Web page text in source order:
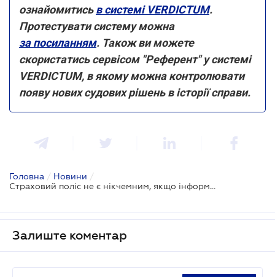
ознайомитисьв системі VERDICTUM.
Протестувати систему можна
за посиланням. Також ви можете
скористатись сервісом "Референт" у системі
VERDICTUM, в якому можна контролювати
появу нових судових рішень в історії справи.
Головна / Новини /
Страховий поліс не є нікчемним, якщо інформацію про нього не внесено до бази - ВС
Залиште коментар